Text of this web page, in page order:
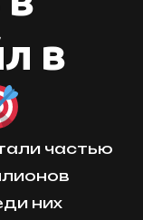
в
частью
них